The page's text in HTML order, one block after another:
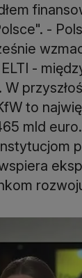
-
-
to
mld